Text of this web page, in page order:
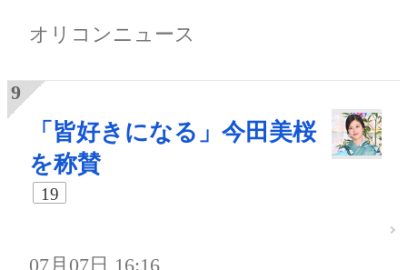
オリコンニュース
「皆好きになる」今田美桜
を称賛
19
07月07日 16:16